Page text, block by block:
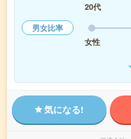
20代
男女比率
女性
気になる!